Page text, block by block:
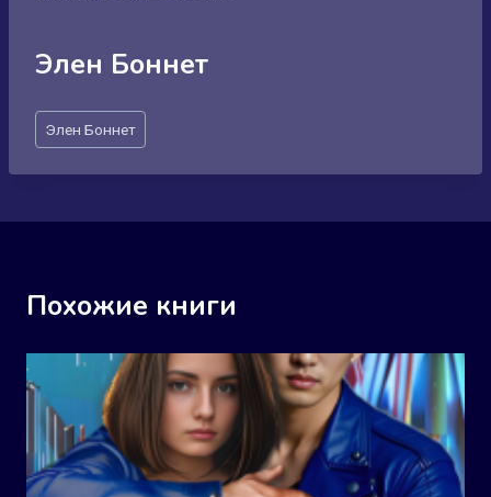
Элен Боннет
Метки
записи:
Элен Боннет
Похожие книги